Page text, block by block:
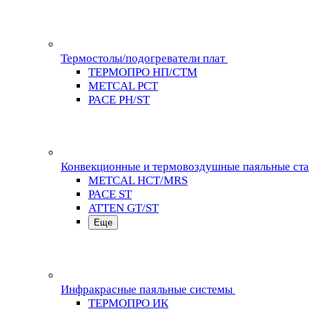
Термостолы/подогреватели плат
ТЕРМОПРО НП/СТМ
METCAL PCT
PACE PH/ST
Конвекционные и термовоздушные паяльные
METCAL HCT/MRS
PACE ST
ATTEN GT/ST
Еще
Инфракрасные паяльные системы
ТЕРМОПРО ИК